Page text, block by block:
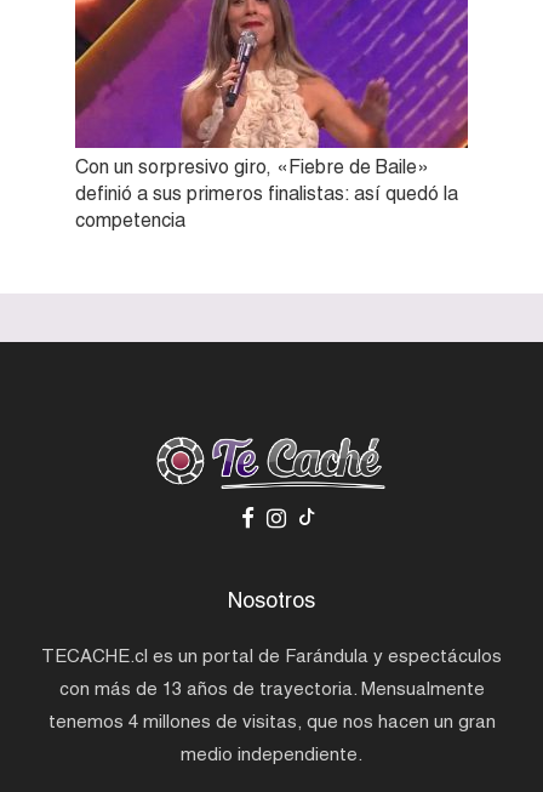
Con un sorpresivo giro, «Fiebre de Baile»
definió a sus primeros finalistas: así quedó la
competencia
Nosotros
TECACHE.cl es un portal de Farándula y espectáculos
con más de 13 años de trayectoria. Mensualmente
tenemos 4 millones de visitas, que nos hacen un gran
medio independiente.